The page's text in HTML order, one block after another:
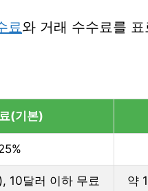
료와 거래 수수료를
(기본)
10달러 이하 무료 약